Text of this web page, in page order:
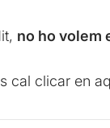
no ho volem
cal clicar en